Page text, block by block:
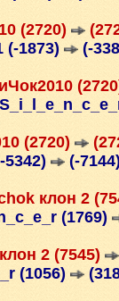
(2720)
(-1873)
(-
(2720)
(-
клон 2
(1769)
2 (7545)
(1056)